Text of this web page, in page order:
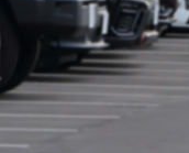
電話か出張か、高い方の査
だから高価買取!
20
無料
ご依頼いただい